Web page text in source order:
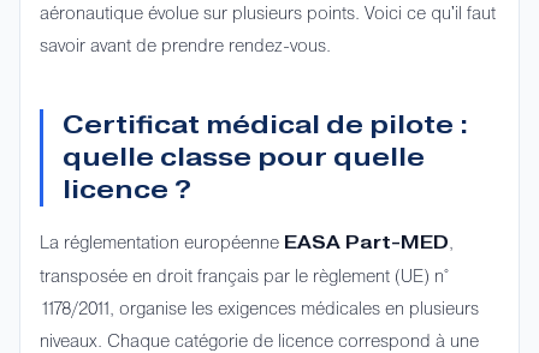
aéronautique évolue sur plusieurs points. Voici ce qu'il faut
savoir avant de prendre rendez-vous.
Certificat médical de pilote :
quelle classe pour quelle
licence ?
La réglementation européenne EASA Part-MED,
transposée en droit français par le règlement (UE) n°
1178/2011, organise les exigences médicales en plusieurs
niveaux. Chaque catégorie de licence correspond à une